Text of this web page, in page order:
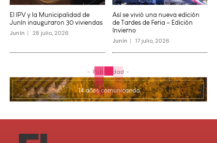
El IPV y la Municipalidad de
Junín inauguraron 30 viviendas
Junín 28 julio, 2026
Así se vivió una nueva edición
de Tardes de Feria – Edición
Invierno
Junín 17 julio, 2026
- Publicidad -